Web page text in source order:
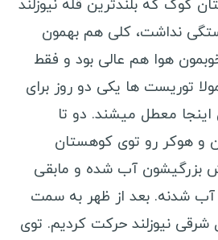
کوک که بلندترین قله نیوزلند
نداشت، کلی هم بهمون
هوا هم عالی بود و فقط
توریست ها یکی دو روز برای
معطل میشند. دو تا
و هوکر رو توی کوهستان
بزرگیشون آب شده و مابقی
شدنه. بعد از ظهر به سمت
شرقی نیوزلند حرکت کردیم. توی